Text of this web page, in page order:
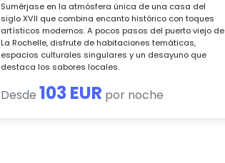
Sumérjase en la atmósfera única de una casa del
siglo XVII que combina encanto histórico con toques
artísticos modernos. A pocos pasos del puerto viejo de
La Rochelle, disfrute de habitaciones temáticas,
espacios culturales singulares y un desayuno que
destaca los sabores locales.
Desde 103 EUR por noche